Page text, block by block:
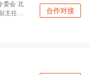
委会 北
主任委
合作对接